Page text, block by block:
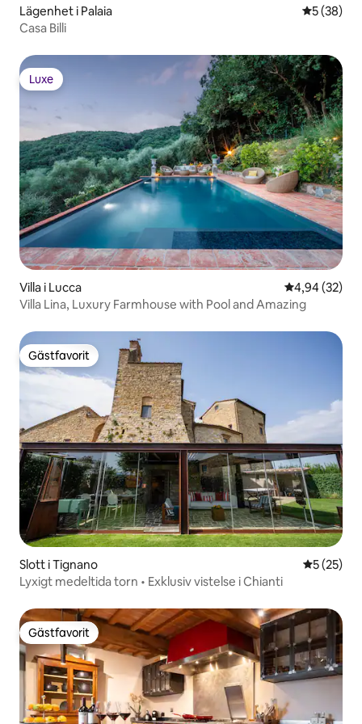
Lägenhet i Palaia 5 av 5 i
5 (38)
Casa Billi
Luxe
Luxe
Villa i Lucca 4,94 av 5 i
4,94 (32)
Villa Lina, Luxury Farmhouse with Pool and Amazing
Gästfavorit
Gästfavorit
Slott i Tignano 5 av 5 i
5 (25)
Lyxigt medeltida torn • Exklusiv vistelse i Chianti
Gästfavorit
Gästfavorit